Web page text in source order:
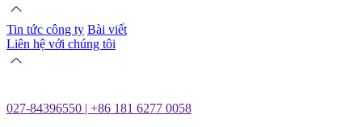
Tin tức công ty Bài viết
Liên hệ với chúng tôi
027-84396550 | +86 181 6277 0058